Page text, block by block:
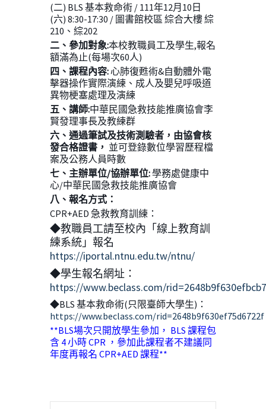
(二) BLS 基本救命術 / 111年12月10日
(六) 8:30-17:30 / 圖書館校區 綜合大樓 綜
210、綜202
二、參加對象:本校教職員工及學生,報名
額滿為止(每場次60人)
四、課程內容:心肺復甦術&自動體外電
擊器操作實際演練、成人及嬰兒呼吸道
異物梗塞處理及演練
五、講師:中華民國急救技能推廣協會李
賢發理事長及教練群
六、通過筆試及技術測驗者，由協會核
發合格證書， 並可登錄數位學習歷程檔
案及公務人員時數
七、主辦單位/協辦單位:學務處健康中
心/中華民國急救技能推廣協會
八、報名方式：
CPR+AED 急救教育訓練：
◆教職員工請至校內「線上教育訓
練系統」報名
https://iportal.ntnu.edu.tw/ntnu/
◆學生報名網址：
https://www.beclass.com/
◆BLS 基本救命術(只限臺師大學生)：
https://www.beclass.com/rid=2648b9f630ef75d6722f
**BLS場次只開放學生參加， BLS 課程包
含 4 小時 CPR ，參加此課程者不建議同
年度再報名 CPR+AED 課程**